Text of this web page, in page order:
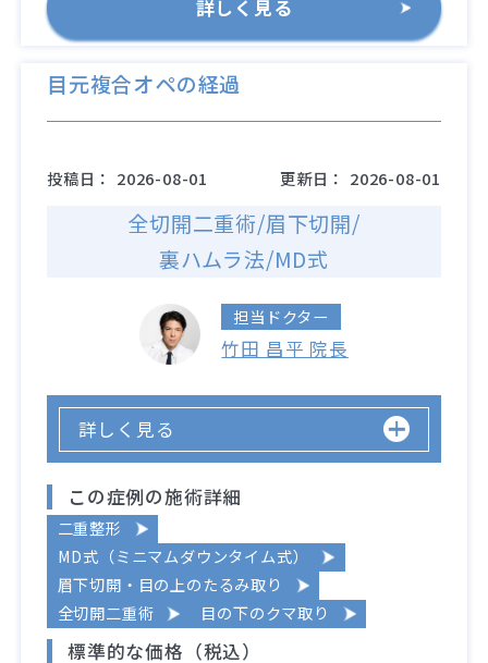
詳しく見る
目元複合オペの経過
投稿日： 2026-08-01 更新日： 2026-08-01
全切開二重術/眉下切開/
裏ハムラ法/MD式
担当ドクター
竹田 昌平 院長
詳しく見る
この症例の施術詳細
二重整形
MD式（ミニマムダウンタイム式）
眉下切開・目の上のたるみ取り
全切開二重術
目の下のクマ取り
標準的な価格（税込）